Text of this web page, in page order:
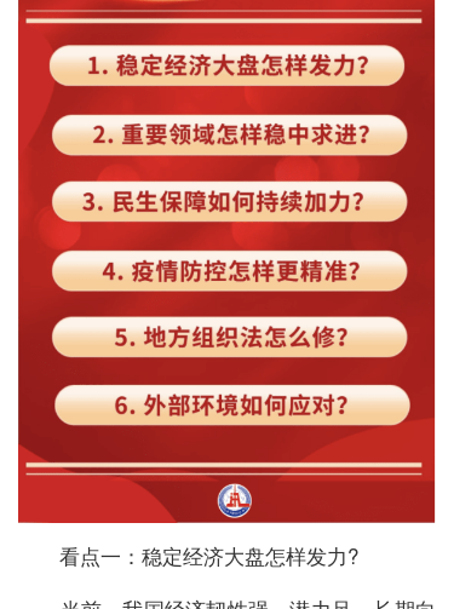
看点一：稳定经济大盘怎样发力?